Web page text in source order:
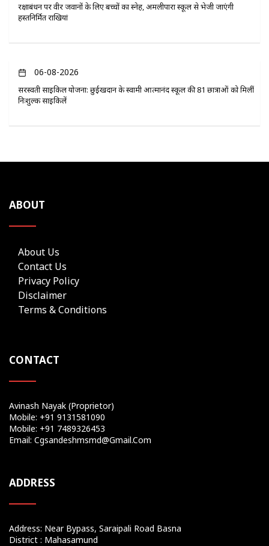
रक्षाबंधन पर वीर जवानों के लिए बच्चों का स्नेह, अमलीपारा स्कूल से भेजी जाएंगी
हस्तनिर्मित राखियां
06-08-2026
सरस्वती साइकिल योजना: छुईखदान के स्वामी आत्मानंद स्कूल की 81 छात्राओं को मिलीं
निःशुल्क साइकिलें
ABOUT
About Us
Contact Us
Privacy Policy
Disclaimer
Terms & Conditions
CONTACT
Avinash Nayak (Proprietor)
Mobile: +91 9131581090
Mobile: +91 7489326453
Email: Cgsandeshmsmd@gmail.com
ADDRESS
Address: Near Bypass, Saraipali Road Basna
District : Mahasamund